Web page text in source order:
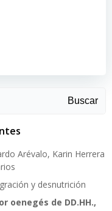
Buscar
Arévalo, Karin Herrera
y desnutrición
oenegés de DD.HH.,